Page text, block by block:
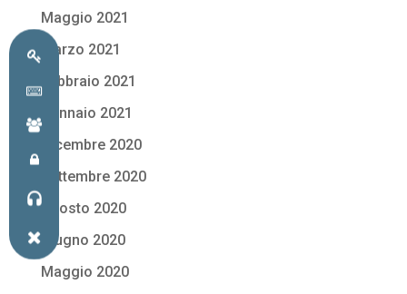
Maggio 2021
Marzo 2021
Febbraio 2021
Gennaio 2021
Dicembre 2020
Settembre 2020
Agosto 2020
Giugno 2020
Maggio 2020